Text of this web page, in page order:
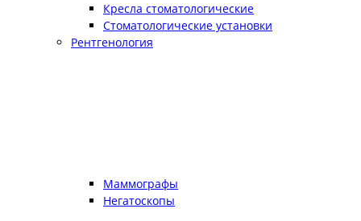
Кресла стоматологические
Стоматологические установки
Рентгенология
Маммографы
Негатоскопы